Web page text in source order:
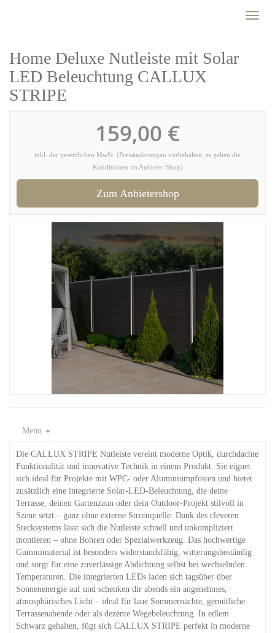
Toggle
Home Deluxe Nutleiste mit Solar
LED Beleuchtung CALLUX
STRIPE
159,00 €
inkl. der gesetzlichen MwSt. (Preisänderungen vorbehalten, es gelten die
Konditionen im Anbieter-Shop)
Zum Anbietershop
Menu
Die CALLUX STRIPE Nutleiste vereint moderne Optik, durchdachte
Funktionalität und innovative Technik in einem Produkt. Sie eignet
sich ideal für Projekte mit WPC- oder Aluminiumpfosten und bietet
zusätzlich eine integrierte Solar-LED-Beleuchtung, die deine
Terrasse, deinen Gartenzaun oder dein Outdoor-Projekt stilvoll in
Szene setzt – ganz ohne externe Stromquelle. Dank des cleveren
Stecksystems lässt sich die Nutleiste schnell und unkompliziert
montieren – ohne Bohren oder Spezialwerkzeug. Das hochwertige
Gummimaterial ist besonders widerstandsfähig, witterungsbeständig
und sorgt für eine zuverlässige Abdichtung selbst bei wechselnden
Temperaturen. Die integrierten LEDs laden sich tagsüber über
Sonnenenergie auf und schenken dir abends ein angenehmes,
atmosphärisches Licht – ideal für laue Sommernächte, gemütliche
Terrassenabende oder als dezente Wegebeleuchtung. In edlem
Schwarz gehalten, fügt sich CALLUX STRIPE perfekt in moderne